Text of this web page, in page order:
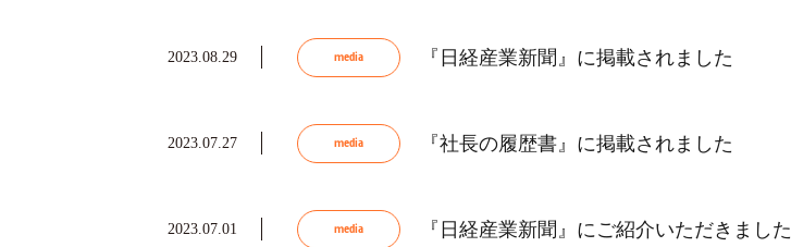
2023.08.29 media 『日経産業新聞』に掲載されました
2023.07.27 media 『社長の履歴書』に掲載されました
2023.07.01 media 『日経産業新聞』にご紹介いただきました